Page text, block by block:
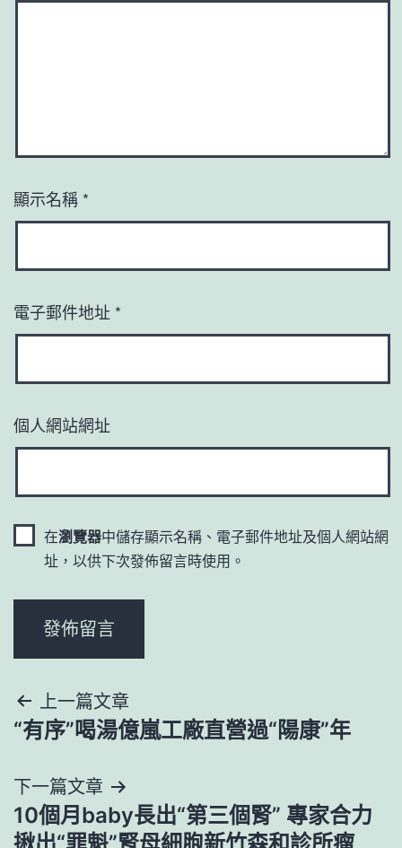
顯示名稱 *
電子郵件地址 *
個人網站網址
在瀏覽器中儲存顯示名稱、電子郵件地址及個人網站網
址，以供下次發佈留言時使用。
文
章
導
覽
上一篇文章
“有序”喝湯億嵐工廠直營過“陽康”年
下一篇文章
10個月baby長出“第三個腎” 專家合力
揪出“罪魁”腎母細胞新竹森和診所瘤